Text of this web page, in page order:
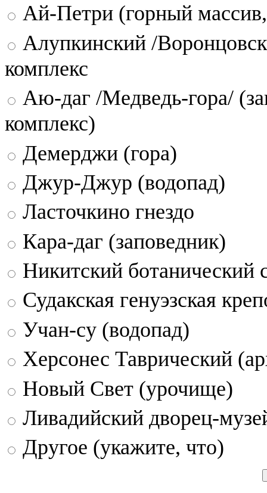
Ай-Петри (горный
Алупкинский /
комплекс
Аю-даг /Медведь-гора/
комплекс)
Демерджи (гора)
Джур-Джур (водопад)
Ласточкино гнездо
Кара-даг (заповедник)
Никитский ботанический
Судакская генуэзская
Учан-су (водопад)
Херсонес Таврический
Новый Свет (урочище)
Ливадийский дворец-
Другое (укажите, что)